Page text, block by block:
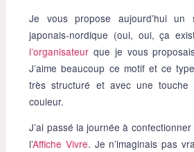
Je vous propose aujourd’hui un
japonais-nordique (oui, oui, ça
l’organisateur que je vous
J’aime beaucoup ce motif et ce
très structuré et avec une
couleur.
J’ai passé la journée à
l’Affiche Vivre. Je n’imaginais pas